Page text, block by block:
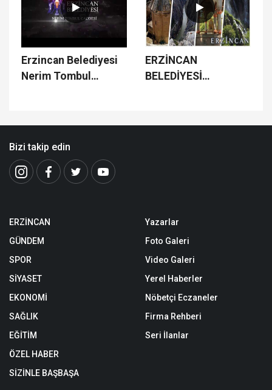
Erzincan Belediyesi
Nerim Tombul
ERZİNCAN
BELEDİYESİ
Bizi takip edin
ERZİNCAN
GÜNDEM
SPOR
SİYASET
EKONOMİ
SAĞLIK
EĞİTİM
ÖZEL HABER
SİZİNLE BAŞBAŞA
Yazarlar
Foto Galeri
Video Galeri
Yerel Haberler
Nöbetçi Eczaneler
Firma Rehberi
Seri İlanlar